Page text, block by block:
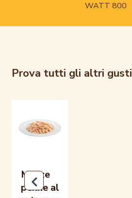
WATT 800
Prova tutti gli altri gusti
Mezze
penne al